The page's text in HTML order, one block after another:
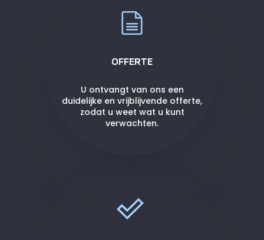
OFFERTE
U ontvangt van ons een
duidelijke en vrijblijvende offerte,
zodat u weet wat u kunt
verwachten.